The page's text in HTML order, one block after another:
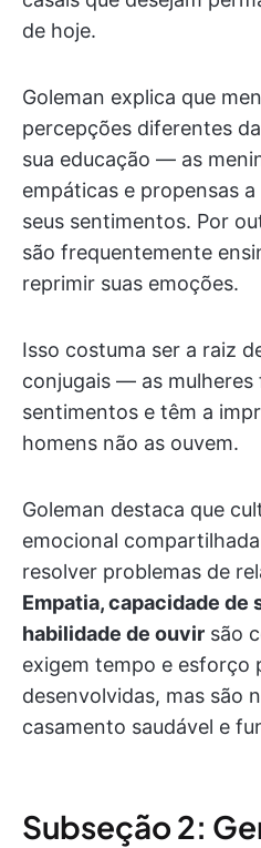
de hoje.
Goleman explica que
percepções diferentes
sua educação — as
empáticas e propensas
seus sentimentos. Por
são frequentemente
reprimir suas emoções.
Isso costuma ser a raiz
conjugais — as mulheres
sentimentos e têm a
homens não as ouvem.
Goleman destaca que
emocional
resolver problemas de
Empatia, capacidade de
habilidade de ouvir são
exigem tempo e esforço
desenvolvidas, mas são
casamento saudável e
Subseção 2: